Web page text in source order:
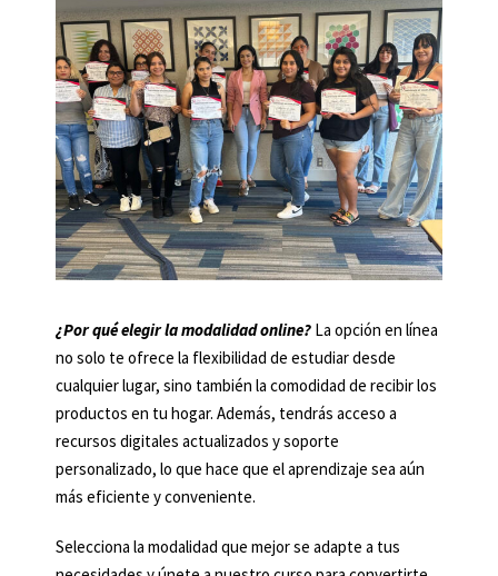
¿Por qué elegir la modalidad online? La opción en línea
no solo te ofrece la flexibilidad de estudiar desde
cualquier lugar, sino también la comodidad de recibir los
productos en tu hogar. Además, tendrás acceso a
recursos digitales actualizados y soporte
personalizado, lo que hace que el aprendizaje sea aún
más eficiente y conveniente.
Selecciona la modalidad que mejor se adapte a tus